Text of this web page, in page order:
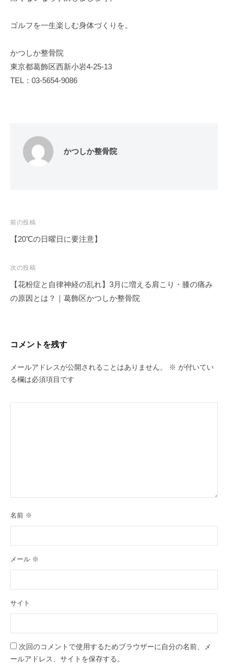
ゴルフを一生楽しむ身体づくりを。
かつしか整骨院
東京都葛飾区西新小岩4-25-13
TEL：03-5654-9086
かつしか整骨院
投
稿
ビ
ゲ
ー
前の投稿
【20℃の日曜日に要注意】
次の投稿
【花粉症と自律神経の乱れ】3月に増える肩こり・膝の痛み
の原因とは？｜葛飾区かつしか整骨院
コメントを残す
メールアドレスが公開されることはありません。 ※ が付いてい
る欄は必須項目です
名前 ※
メール ※
サイト
次回のコメントで使用するためブラウザーに自分の名前、メ
ールアドレス、サイトを保存する。